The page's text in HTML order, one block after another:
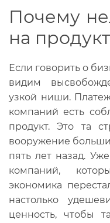
Почему
на
Если говорить о
видим
узкой ниши.
компаний есть
продукт. Это та
вооружение
пять лет назад.
компаний,
экономика
настолько
ценность, чтобы